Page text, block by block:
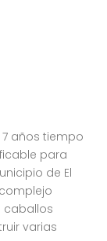
7 años tiempo
para
de El
caballos
varias